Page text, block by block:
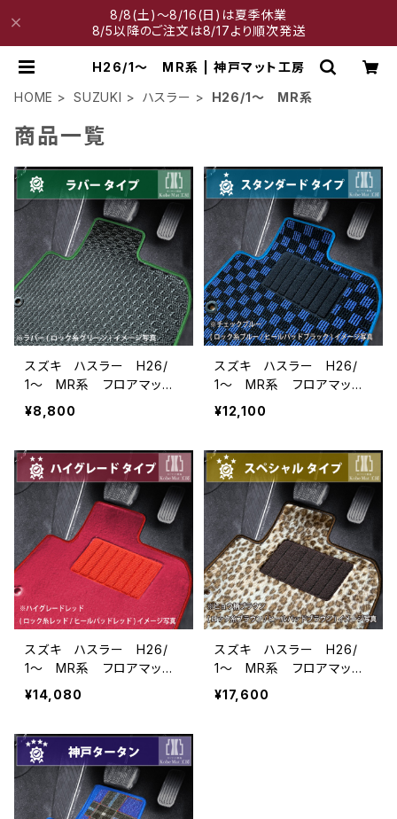
8/8(土)～8/16(日)は夏季休業
8/5以降のご注文は8/17より順次発送
H26/1～ MR系 | 神戸マット工房
HOME
SUZUKI ハスラー H26/1～ MR系
商品一覧
スズキ ハスラー H26/
1〜 MR系 フロアマット
一式 カーマット 防水
ラバータイプ
¥8,800
スズキ ハスラー H26/
1〜 MR系 フロアマット
一式 カーマット スタン
ダードタイプ
¥12,100
スズキ ハスラー H26/
1〜 MR系 フロアマット
一式 カーマット ハイグ
レードタイプ
¥14,080
スズキ ハスラー H26/
1〜 MR系 フロアマット
一式 カーマット スペシ
ャルタイプ
¥17,600